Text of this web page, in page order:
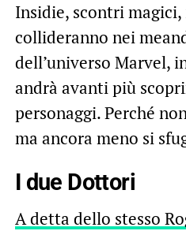
Insidie, scontri
collideranno nei
dell’universo Marvel,
andrà avanti più
personaggi. Perché
ma ancora meno si
I due Dottori
A detta dello stesso